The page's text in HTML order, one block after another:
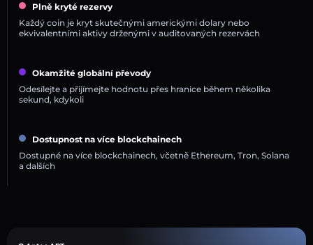
Plně kryté rezervy
Každý coin je kryt skutečnými americkými dolary nebo
ekvivalentními aktivy drženými v auditovaných rezervách
Okamžité globální převody
Odesílejte a přijímejte hodnotu přes hranice během několika
sekund, kdykoli
Dostupnost na více blockchainech
Dostupné na více blockchainech, včetně Ethereum, Tron, Solana
a dalších